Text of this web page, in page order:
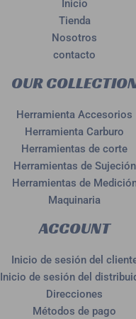
Inicio
Tienda
Nosotros
contacto
OUR
Herramienta Accesorios
Herramienta Carburo
Herramientas de corte
Herramientas de Sujeción
Herramientas de
Maquinaria
ACCOUNT
Inicio de sesión del
Inicio de sesión del
Direcciones
Métodos de pago